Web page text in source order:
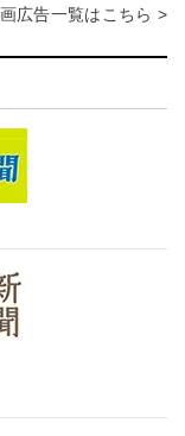
広告一覧はこちら >